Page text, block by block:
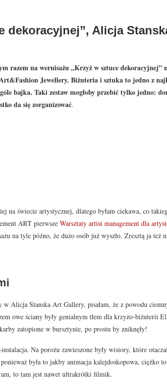
dekoracyjnej”, Alicja
razem na wernisażu „Krzyż w sztuce dekoracyjnej”
Jewellery. Biżuteria i sztuka to jedno z
bajka. Taki zestaw mogłoby przebić tylko jedno:
da się zorganizować.
świecie artystycznej, dlatego byłam ciekawa, co
ART pierwsze Warsztaty artist management dla
na tyle późno, że dużo osób już wyszło. Zresztą ja też
Alicja Stanska Art Gallery, pisałam, że z powodu
owe ściany były genialnym tłem dla krzyżo-biżuterii
zatopione w bursztynie, po prostu by zniknęły!
Na porożu zawieszone były wisiory, które
była to jakby animacja kalejdoskopowa, ciężko
to tam jest nawet ultrakrótki filmik.